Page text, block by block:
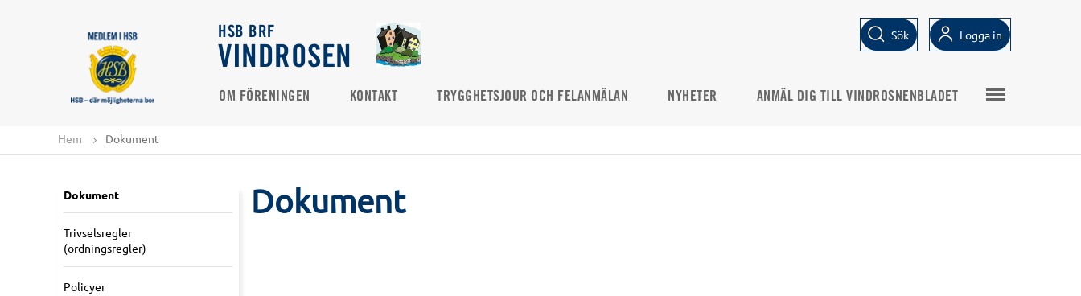
HSB BRF
VINDROSEN
Sök Logga in
OM FÖRENINGEN KONTAKT TRYGGHETSJOUR OCH FELANMÄLAN NYHETER ANMÄL DIG TILL VINDROSNENBLADET
Hem Dokument
Dokument
Trivselsregler
(ordningsregler)
Policyer
Dokument